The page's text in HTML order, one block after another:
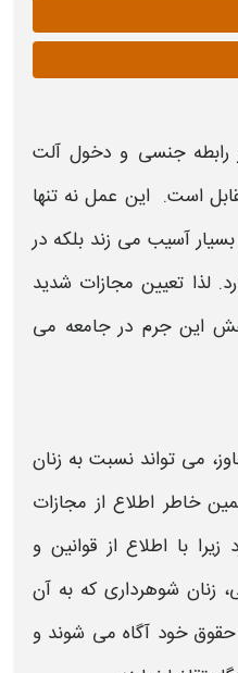
رابطه جنسی و دخول آلت
است. این عمل نه تنها
آسیب می زند بلکه در
لذا تعیین مجازات شدید
این جرم در جامعه می
می تواند نسبت به زنان
خاطر اطلاع از مجازات
با اطلاع از قوانین و
زنان شوهرداریکه به آن
خود آگاه می شوند و